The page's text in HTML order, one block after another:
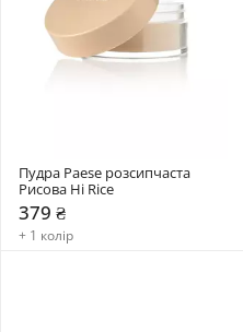
Пудра Paese розсипчаста
Рисова Hi Rice
379 ₴
+ 1 колір